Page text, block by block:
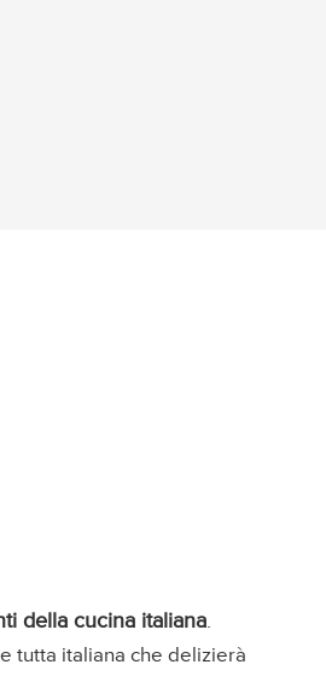
della cucina italiana.
tutta italiana che delizierà